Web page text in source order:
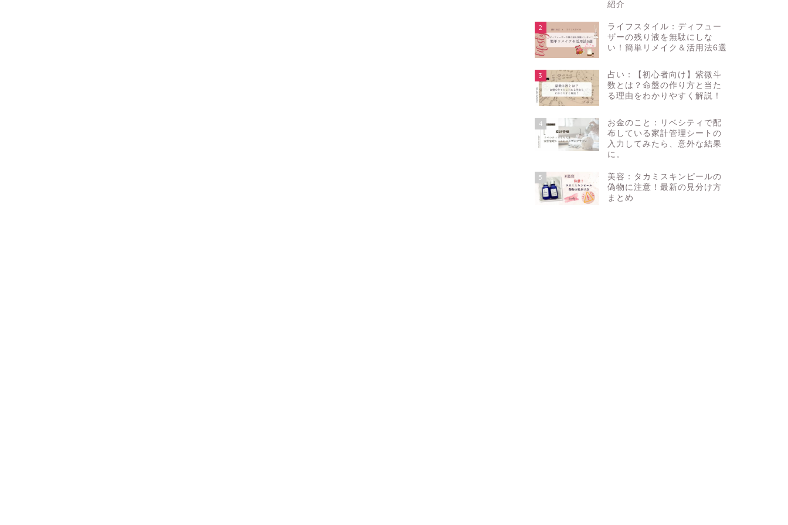
紹介
2
ライフスタイル：ディフュー
ザーの残り液を無駄にしな
い！簡単リメイク＆活用法6選
3
占い：【初心者向け】紫微斗
数とは？命盤の作り方と当た
る理由をわかりやすく解説！
4
お金のこと：リベシティで配
布している家計管理シートの
入力してみたら、意外な結果
に。
5
美容：タカミスキンピールの
偽物に注意！最新の見分け方
まとめ